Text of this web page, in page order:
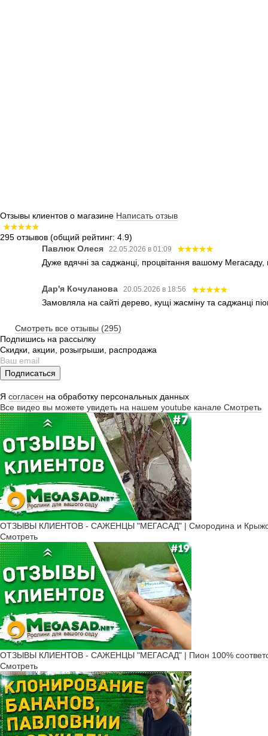
Отзывы клиентов о магазине Написать отзыв
295 отзывов (общий рейтинг: 4.9)
Павлюк Олеся
22.05.2026 в 01:09
Дуже вдячні за саджанці, процвітання вашому
Дар'я Кочуланова 20.05.2026 в 18:56
Замовляла на сайті дерево, кущі жасміну та саджанці
Смотреть все отзывы (295)
Подпишись на рассылку
Скидки, акции, розыгрыши, распродажа
Подписаться
Я согласен на обработку персональных данных
Все видео вы можете увидеть на нашем youtube канале Смотреть
ОТЗЫВЫ КЛИЕНТОВ - САЖЕНЦЫ "МЕГАСАД" | Смородина и
Смотреть
ОТЗЫВЫ КЛИЕНТОВ - САЖЕНЦЫ "МЕГАСАД" | Пион 100%
Смотреть